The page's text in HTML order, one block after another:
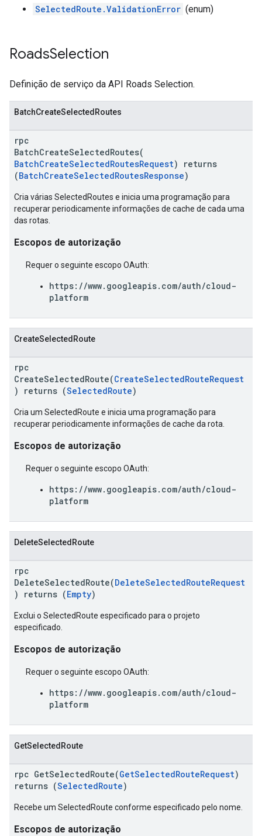
SelectedRoute.ValidationError (enum)
RoadsSelection
Definição de serviço da API Roads Selection.
BatchCreateSelectedRoutes
rpc
BatchCreateSelectedRoutes(
BatchCreateSelectedRoutesRequest) returns
(BatchCreateSelectedRoutesResponse)
Cria várias SelectedRoutes e inicia uma programação para
recuperar periodicamente informações de cache de cada uma
das rotas.
Escopos de autorização
Requer o seguinte escopo OAuth:
https://www.googleapis.com/auth/cloud-
platform
CreateSelectedRoute
rpc
CreateSelectedRoute(CreateSelectedRouteRequest
) returns (SelectedRoute)
Cria um SelectedRoute e inicia uma programação para
recuperar periodicamente informações de cache da rota.
Escopos de autorização
Requer o seguinte escopo OAuth:
https://www.googleapis.com/auth/cloud-
platform
DeleteSelectedRoute
rpc
DeleteSelectedRoute(DeleteSelectedRouteRequest
) returns (Empty)
Exclui o SelectedRoute especificado para o projeto
especificado.
Escopos de autorização
Requer o seguinte escopo OAuth:
https://www.googleapis.com/auth/cloud-
platform
GetSelectedRoute
rpc GetSelectedRoute(GetSelectedRouteRequest)
returns (SelectedRoute)
Recebe um SelectedRoute conforme especificado pelo nome.
Escopos de autorização